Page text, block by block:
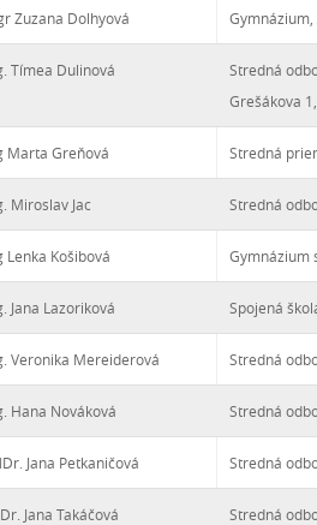
Zuzana Dolhyová Gymnázium,
Tímea Dulinová
Stredná
Grešákova
Marta Greňová Stredná
Miroslav Jac Stredná
Lenka Košibová Gymnázium
Jana Lazoriková Spojená
Veronika Mereiderová Stredná
Hana Nováková Stredná
Jana Petkaničová Stredná
Jana Takáčová Stredná